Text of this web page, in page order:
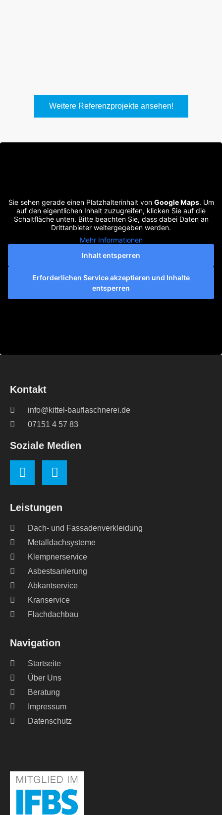
Weitere Referenzprojekte ansehen!
Sie sehen gerade einen Platzhalterinhalt von Google Maps. Um
auf den eigentlichen Inhalt zuzugreifen, klicken Sie auf die
Schaltfläche unten. Bitte beachten Sie, dass dabei Daten an
Drittanbieter weitergegeben werden.
Mehr Informationen
Inhalt entsperren
Erforderlichen Service akzeptieren und Inhalte
entsperren
Navigation
Startseite
Über Uns
Beratung
Impressum
Datenschutz
Leistungen
Dach- und Fassadenverkleidung
Metalldachsysteme
Klempnerservice
Asbestsanierung
Abkantservice
Kranservice
Flachdachbau
Kontakt
info@kittel-bauflaschnerei.de
07151 4 57 83
Soziale Medien